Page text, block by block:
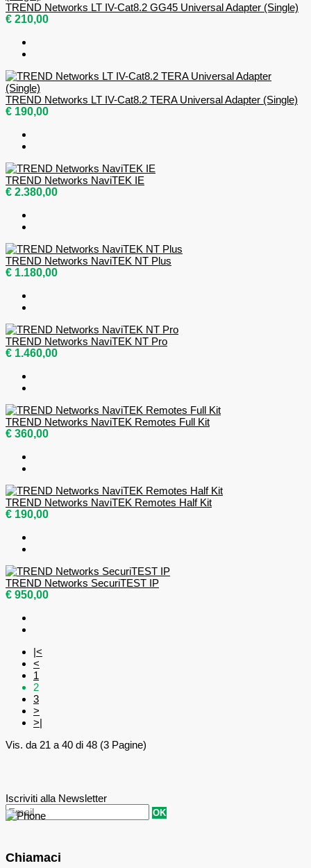
TREND Networks LT IV-Cat8.2 GG45 Universal Adapter (Single)
€ 210,00
TREND Networks LT IV-Cat8.2 TERA Universal Adapter (Single)
€ 190,00
TREND Networks NaviTEK IE
€ 2.380,00
TREND Networks NaviTEK NT Plus
€ 1.180,00
TREND Networks NaviTEK NT Pro
€ 1.460,00
TREND Networks NaviTEK Remotes Full Kit
€ 360,00
TREND Networks NaviTEK Remotes Half Kit
€ 190,00
TREND Networks SecuriTEST IP
€ 950,00
|<
<
1
2
3
>
>|
Vis. da 21 a 40 di 48 (3 Pagine)
Iscriviti alla Newsletter
OK
Chiamaci